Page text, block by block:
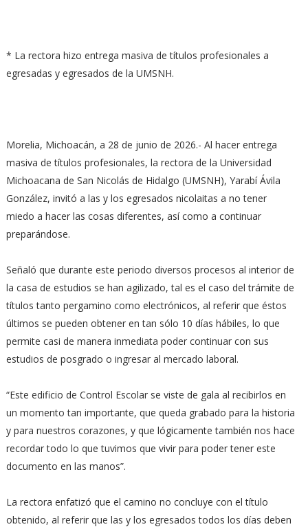
* La rectora hizo entrega masiva de títulos profesionales a
egresadas y egresados de la UMSNH.
Morelia, Michoacán, a 28 de junio de 2026.- Al hacer entrega
masiva de títulos profesionales, la rectora de la Universidad
Michoacana de San Nicolás de Hidalgo (UMSNH), Yarabí Ávila
González, invitó a las y los egresados nicolaitas a no tener
miedo a hacer las cosas diferentes, así como a continuar
preparándose.
Señaló que durante este periodo diversos procesos al interior de
la casa de estudios se han agilizado, tal es el caso del trámite de
títulos tanto pergamino como electrónicos, al referir que éstos
últimos se pueden obtener en tan sólo 10 días hábiles, lo que
permite casi de manera inmediata poder continuar con sus
estudios de posgrado o ingresar al mercado laboral.
“Este edificio de Control Escolar se viste de gala al recibirlos en
un momento tan importante, que queda grabado para la historia
y para nuestros corazones, y que lógicamente también nos hace
recordar todo lo que tuvimos que vivir para poder tener este
documento en las manos”.
La rectora enfatizó que el camino no concluye con el título
obtenido, al referir que las y los egresados todos los días deben